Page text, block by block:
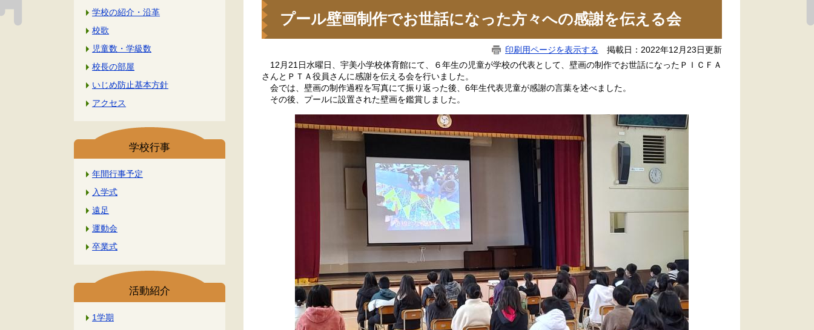
学校の紹介・沿革
校歌
児童数・学級数
校長の部屋
いじめ防止基本方針
アクセス
学校行事
年間行事予定
入学式
遠足
運動会
卒業式
活動紹介
1学期
プール壁画制作でお世話になった方々への感謝を伝える会
印刷用ページを表示する 掲載日：2022年12月23日更新
12月21日水曜日、宇美小学校体育館にて、６年生の児童が学校の代表として、壁画の制作でお世話になったＰＩＣＦＡ
さんとＰＴＡ役員さんに感謝を伝える会を行いました。
会では、壁画の制作過程を写真にて振り返った後、6年生代表児童が感謝の言葉を述べました。
その後、プールに設置された壁画を鑑賞しました。